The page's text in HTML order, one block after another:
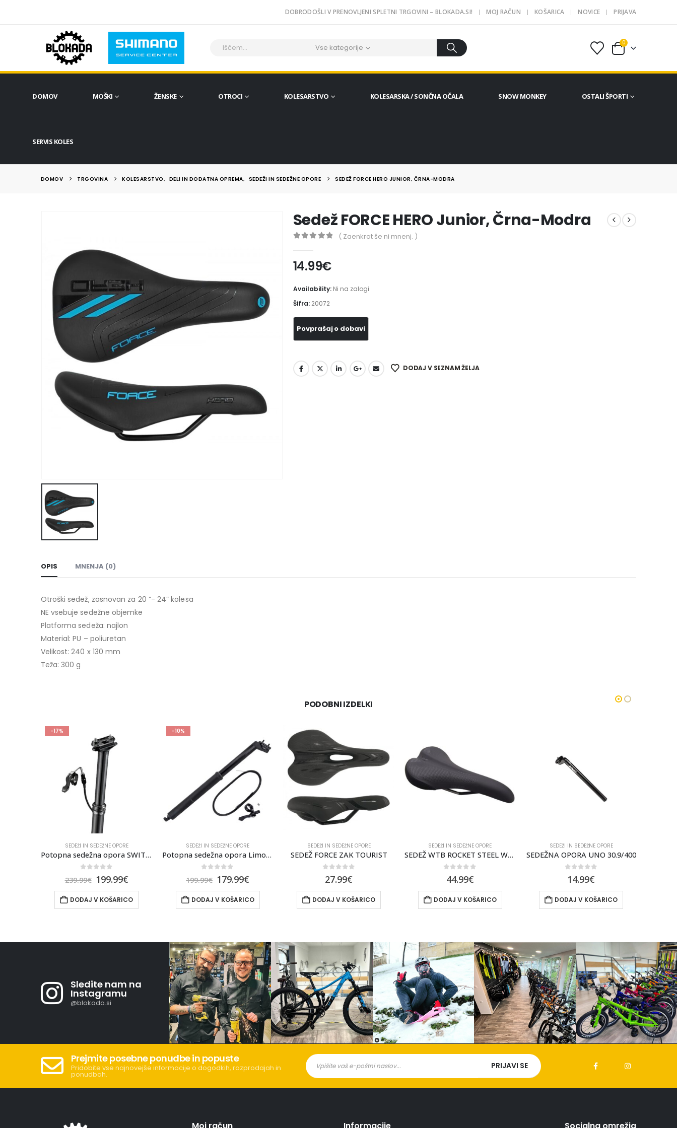
DOBRODOŠLI V PRENOVLJENI SPLETNI TRGOVINI – BLOKADA.SI! MOJ RAČUN KOŠARICA NOVICE PRIJAVA
Vse kategorije
0
DOMOV MOŠKI ŽENSKE OTROCI KOLESARSTVO KOLESARSKA / SONČNA OČALA SNOW MONKEY OSTALI ŠPORTI
SERVIS KOLES
DOMOV TRGOVINA KOLESARSTVO, DELI IN DODATNA OPREMA, SEDEŽI IN SEDEŽNE OPORE SEDEŽ FORCE HERO JUNIOR, ČRNA-MODRA
Sedež FORCE HERO Junior, Črna-Modra
( Zaenkrat še ni mnenj. )
14.99€
Availability: Ni na zalogi
Šifra: 20072
DODAJ V SEZNAM ŽELJA
OPIS MNENJA (0)
Otroški sedež, zasnovan za 20 “- 24” kolesa
NE vsebuje sedežne objemke
Platforma sedeža: najlon
Material: PU – poliuretan
Velikost: 240 x 130 mm
Teža: 300 g
PODOBNI IZDELKI
-10%
SEDEŽI IN SEDEŽNE OPORE
Potopna sedežna opora Limotec Alpha A1m
199.99€ 179.99€
DODAJ V KOŠARICO
SEDEŽI IN SEDEŽNE OPORE
SEDEŽ FORCE ZAK TOURIST
27.99€
DODAJ V KOŠARICO
SEDEŽI IN SEDEŽNE OPORE
SEDEŽ WTB ROCKET STEEL WIDE
44.99€
DODAJ V KOŠARICO
SEDEŽI IN SEDEŽNE OPORE
SEDEŽNA OPORA UNO 30.9/400
14.99€
DODAJ V KOŠARICO
SEDEŽI IN SEDEŽNE OPORE
Ročica potopne opore Shimano SL-MT500-L – prilagodljivo
29.99€
DODAJ V KOŠARICO
Sledite nam na
Instagramu
@blokada.si
Prejmite posebne ponudbe in popuste
Pridobite vse najnovejše informacije o dogodkih, razprodajah in
ponudbah.
Moj račun Informacije Socialna omrežja